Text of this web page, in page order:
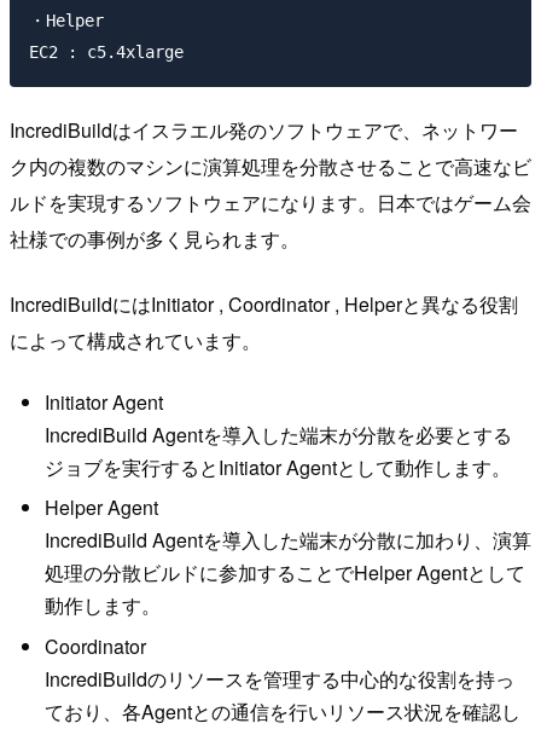
・Helper
IncrediBuildはイスラエル発のソフトウェアで、ネットワー
ク内の複数のマシンに演算処理を分散させることで高速なビ
ルドを実現するソフトウェアになります。日本ではゲーム会
社様での事例が多く見られます。
IncrediBuildにはInitiator , Coordinator , Helperと異なる役割
によって構成されています。
Initiator Agent
IncrediBuild Agentを導入した端末が分散を必要とする
ジョブを実行するとInitiator Agentとして動作します。
Helper Agent
IncrediBuild Agentを導入した端末が分散に加わり、演算
処理の分散ビルドに参加することでHelper Agentとして
動作します。
Coordinator
IncrediBuildのリソースを管理する中心的な役割を持っ
ており、各Agentとの通信を行いリソース状況を確認し